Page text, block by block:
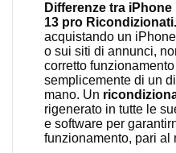
Differenze tra
13 pro Ricondizionati.
acquistando un
o sui siti di annunci,
corretto
semplicemente di un
mano. Un
rigenerato in tutte le
e software per
funzionamento, pari al